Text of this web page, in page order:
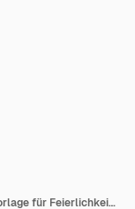
Handgezeichnete horizontale Banner-Vorlage für Feierlichkeiten zum Tag der Arbeit